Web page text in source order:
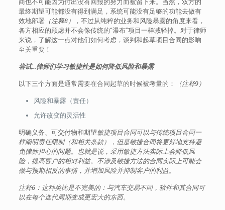
商也不可能因为付出没有回报的努力而被留下来。当然，双方的
最终期望可能都没有得到满足，系统可能没有足够的功能去做有
效地部署（注释8）
，不过从纯粹的业务和风险暴露的角度来看，
各方相应的顾虑并不会像传统的“瀑布”项目一样减轻掉。对于律师
来说，了解这一点对他们如何考虑，谈判和起草项目合同的影响
至关重要！
尝试…律师们学习敏捷性是如何降低风险和暴露
以下三个方面是通常需要在合同起草的时候被考量的： （注释9）
风险和暴露（责任）
允许改变的灵活性
明确义务、可交付物和期望敏捷项目合同可以与传统项目合同一
样阐明责任限制（和相关条款），但是敏捷合同将更好地支持避
免律师担心的问题。 也就是说，采用敏捷方法实际上会降低风
险，提高客户的相对利益。 不涉及敏捷方法的合同实际上可能会
做与预期相反的事情，并增加风险并抑制客户的利益。
注释6：这种类比是不完美的：与汽车交易不同，软件和其合同可
以在每个迭代周期变成更宏大的东西。